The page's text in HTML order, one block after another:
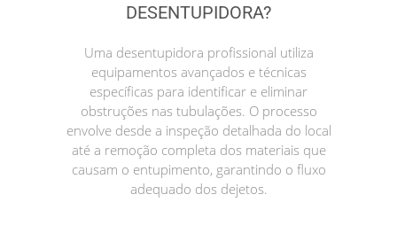
DESENTUPIDORA?
Uma desentupidora profissional utiliza
equipamentos avançados e técnicas
específicas para identificar e eliminar
obstruções nas tubulações. O processo
envolve desde a inspeção detalhada do local
até a remoção completa dos materiais que
causam o entupimento, garantindo o fluxo
adequado dos dejetos.